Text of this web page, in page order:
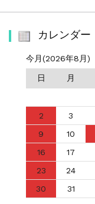
カレンダー
今月(2026年8月)
日 月
2
3
9
10
16
17
23
24
30
31